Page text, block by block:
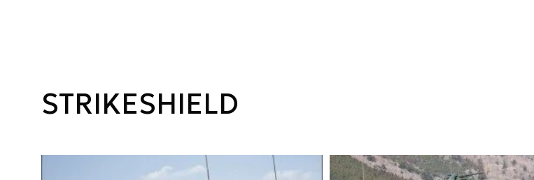
STRIKESHIELD